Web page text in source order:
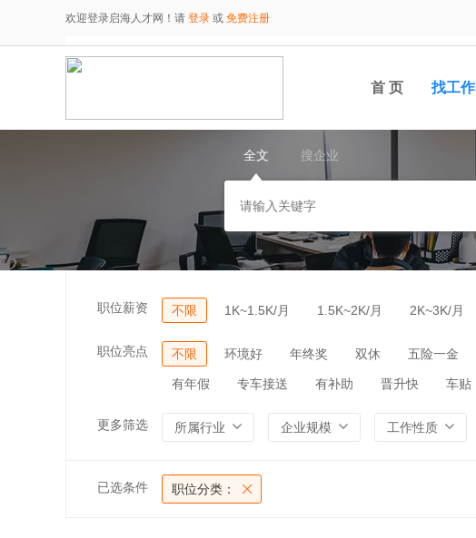
欢迎登录启海人才网！请 登录 或 免费注册
首 页 找工作
全文 搜企业
职位薪资 不限 1K~1.5K/月 1.5K~2K/月 2K~3K/月
职位亮点 不限 环境好 年终奖 双休 五险一金
有年假 专车接送 有补助 晋升快 车贴
更多筛选 所属行业 企业规模 工作性质
已选条件 职位分类：